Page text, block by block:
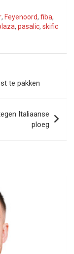
, Feyenoord, fiba,
, pasalic, skific
te pakken
Italiaanse
ploeg